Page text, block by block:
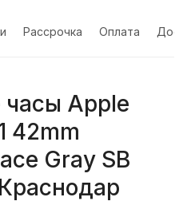
Рассрочка Оплата
Apple
42mm
Gray SB
Краснодар